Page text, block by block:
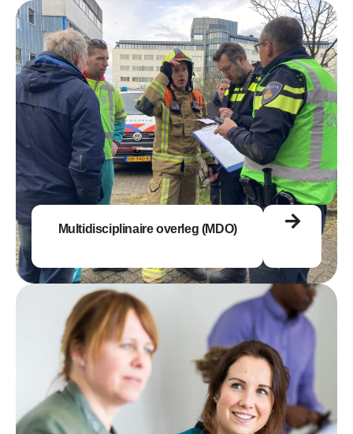
Multidisciplinaire overleg (MDO)